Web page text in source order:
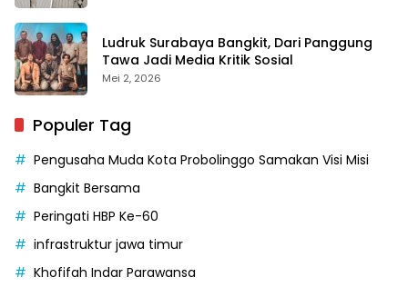
Ludruk Surabaya Bangkit, Dari Panggung
Tawa Jadi Media Kritik Sosial
Mei 2, 2026
Populer Tag
Pengusaha Muda Kota Probolinggo Samakan Visi Misi
Bangkit Bersama
Peringati HBP Ke-60
infrastruktur jawa timur
Khofifah Indar Parawansa